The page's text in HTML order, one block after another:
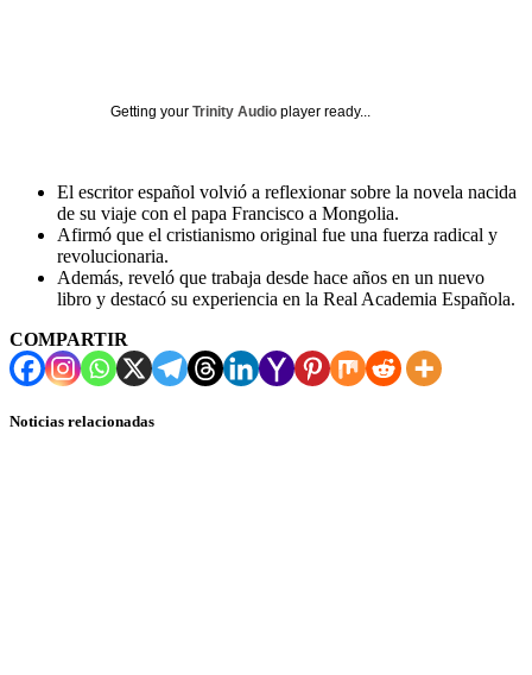
Getting your Trinity Audio player ready...
El escritor español volvió a reflexionar sobre la novela nacida
de su viaje con el papa Francisco a Mongolia.
Afirmó que el cristianismo original fue una fuerza radical y
revolucionaria.
Además, reveló que trabaja desde hace años en un nuevo
libro y destacó su experiencia en la Real Academia Española.
COMPARTIR
Noticias relacionadas